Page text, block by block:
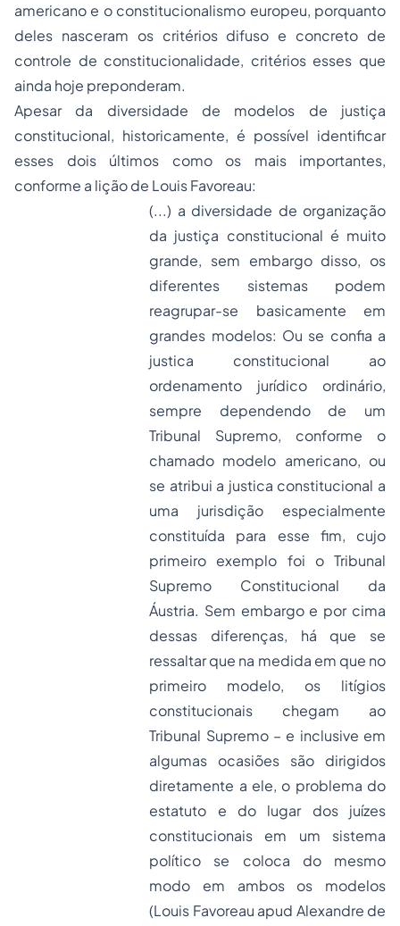
americano e o constitucionalismo europeu, porquanto
deles nasceram os critérios difuso e concreto de
controle de constitucionalidade, critérios esses que
ainda hoje preponderam.
Apesar da diversidade de modelos de justiça
constitucional, historicamente, é possível identificar
esses dois últimos como os mais importantes,
conforme a lição de Louis Favoreau:
(...) a diversidade de organização
da justiça constitucional é muito
grande, sem embargo disso, os
diferentes sistemas podem
reagrupar-se basicamente em
grandes modelos: Ou se confia a
justica constitucional ao
ordenamento jurídico ordinário,
sempre dependendo de um
Tribunal Supremo, conforme o
chamado modelo americano, ou
se atribui a justica constitucional a
uma jurisdição especialmente
constituída para esse fim, cujo
primeiro exemplo foi o Tribunal
Supremo Constitucional da
Áustria. Sem embargo e por cima
dessas diferenças, há que se
ressaltar que na medida em que no
primeiro modelo, os litígios
constitucionais chegam ao
Tribunal Supremo – e inclusive em
algumas ocasiões são dirigidos
diretamente a ele, o problema do
estatuto e do lugar dos juízes
constitucionais em um sistema
político se coloca do mesmo
modo em ambos os modelos
(Louis Favoreau apud Alexandre de